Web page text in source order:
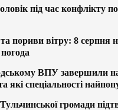
під час конфлікту
пориви вітру: 8 серпня
ВПУ завершили
які спеціальності
громади